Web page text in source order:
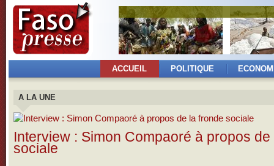
ACCUEIL POLITIQUE
A LA UNE
Interview : Simon Compaoré à propos
sociale